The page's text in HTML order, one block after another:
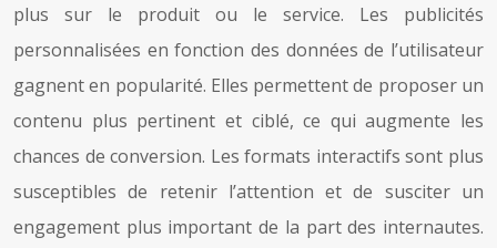
plus sur le produit ou le service. Les publicités
personnalisées en fonction des données de l’utilisateur
gagnent en popularité. Elles permettent de proposer un
contenu plus pertinent et ciblé, ce qui augmente les
chances de conversion. Les formats interactifs sont plus
susceptibles de retenir l’attention et de susciter un
engagement plus important de la part des internautes.